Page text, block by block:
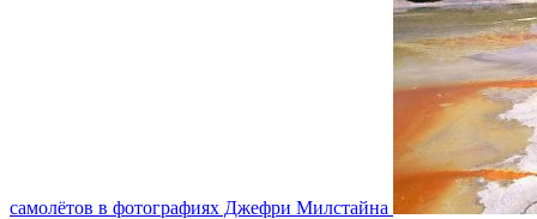
самолётов в фотографиях Джефри Милстайна